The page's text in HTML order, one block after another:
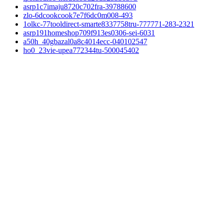
asrp1c7imaju8720c702fra-39788600
zlo-6dcookcook7e7f6dc0m008-493
1olkc-77tooldirect-smarte8337758tru-777771-283-2321
asrp191homeshop709f913es0306-sei-6031
a50h_40gbazal0a8c4014ecc-040102547
ho0_23vie-upea772344tu-500045402